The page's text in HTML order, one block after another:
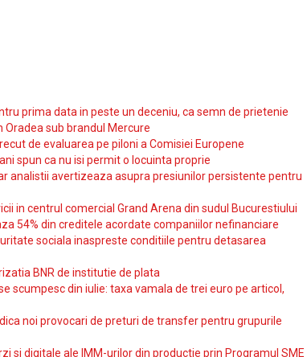
prima data in peste un deceniu, ca semn de prietenie
sub brandul Mercure
de evaluarea pe piloni a Comisiei Europene
spun ca nu isi permit o locuinta proprie
analistii avertizeaza asupra presiunilor persistente pentru
in centrul comercial Grand Arena din sudul Bucurestiului
54% din creditele acordate companiilor nefinanciare
sociala inaspreste conditiile pentru detasarea
BNR de institutie de plata
scumpesc din iulie: taxa vamala de trei euro pe articol,
noi provocari de preturi de transfer pentru grupurile
si digitale ale IMM-urilor din productie prin Programul SME